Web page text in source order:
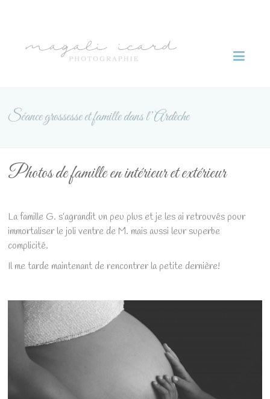
Séance grossesse et famille dans l’Ardèche
Photos de famille en intérieur et extérieur
La famille G. s’agrandit un peu plus et je les ai retrouvés pour
immortaliser le joli ventre de M. mais aussi leur superbe
complicité.
Il me tarde maintenant de rencontrer la petite dernière!